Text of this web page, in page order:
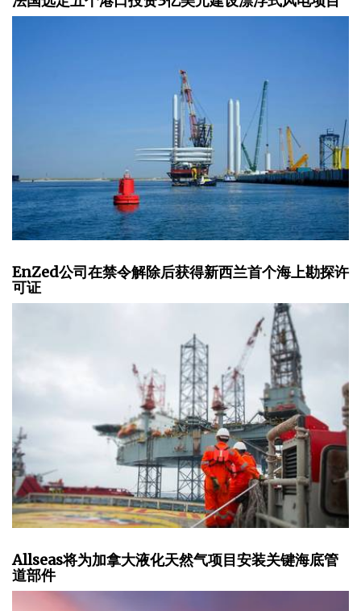
EnZed公司在禁令解除后获得新西兰首个海上勘探许
可证
Allseas将为加拿大液化天然气项目安装关键海底管
道部件